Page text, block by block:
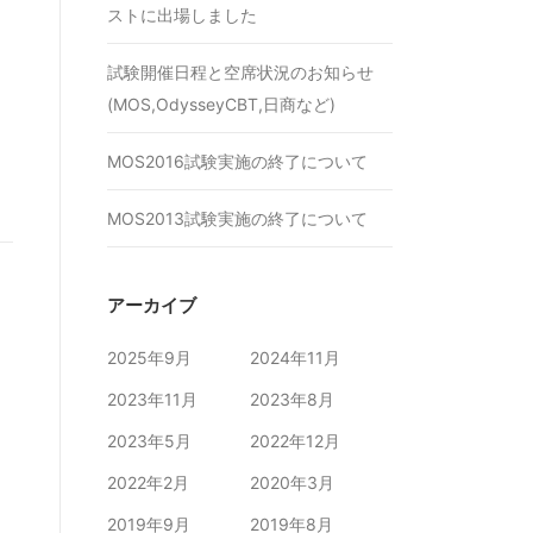
ストに出場しました
試験開催日程と空席状況のお知らせ
(MOS,OdysseyCBT,日商など)
MOS2016試験実施の終了について
MOS2013試験実施の終了について
アーカイブ
2025年9月 2024年11月
2023年11月 2023年8月
2023年5月 2022年12月
2022年2月 2020年3月
2019年9月 2019年8月